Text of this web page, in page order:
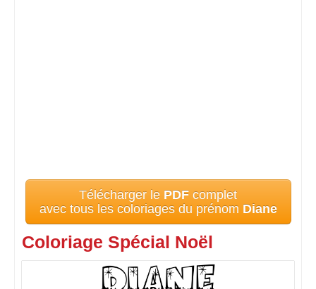
Télécharger le PDF complet
avec tous les coloriages du prénom Diane
Coloriage Spécial Noël